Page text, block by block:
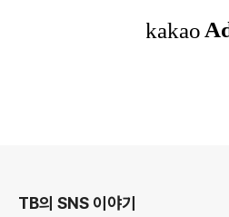
TB의 SNS 이야기